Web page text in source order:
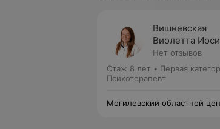
Вишневская
Виолетта
Нет отзывов
Стаж 8 лет • Первая
Психотерапевт
Могилевский областной